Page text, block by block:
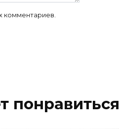
комментариев.
понравиться